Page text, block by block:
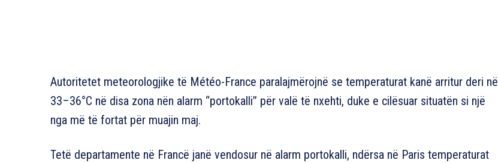
Autoritetet meteorologjike të Météo-France paralajmërojnë se temperaturat kanë arritur deri në
33–36°C në disa zona nën alarm “portokalli” për valë të nxehti, duke e cilësuar situatën si një
nga më të fortat për muajin maj.
Tetë departamente në Francë janë vendosur në alarm portokalli, ndërsa në Paris temperaturat